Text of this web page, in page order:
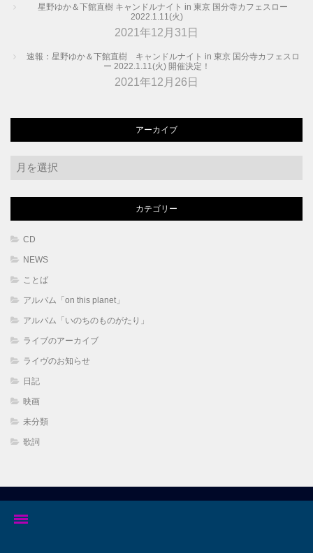
星野ゆか＆下館直樹 キャンドルナイト in 東京 国分寺カフェスロー
2022.1.11(火)
2021年12月31日
速報：星野ゆか＆下館直樹 キャンドルナイト in 東京 国分寺カフェスロ
ー 2022.1.11(火) 開催決定！
2021年12月26日
アーカイブ
ア
カ
カテゴリー
CD
NEWS
ことば
アルバム「on this planet」
アルバム「いのちのものがたり」
ライブのアーカイブ
ライヴのお知らせ
日記
映画
未分類
歌詞